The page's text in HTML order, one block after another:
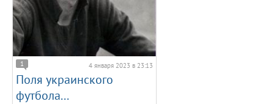
1 4 января 2023 в 23:13
Поля украинского
футбола...